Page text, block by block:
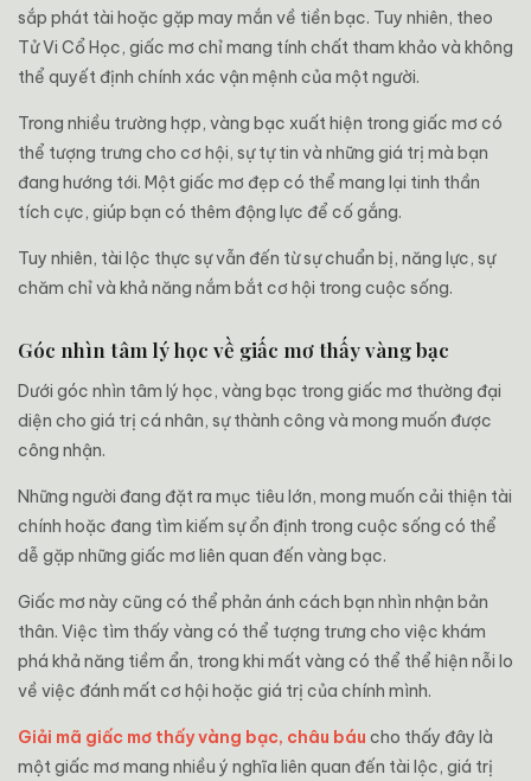
sắp phát tài hoặc gặp may mắn về tiền bạc. Tuy nhiên, theo
Tử Vi Cổ Học, giấc mơ chỉ mang tính chất tham khảo và không
thể quyết định chính xác vận mệnh của một người.
Trong nhiều trường hợp, vàng bạc xuất hiện trong giấc mơ có
thể tượng trưng cho cơ hội, sự tự tin và những giá trị mà bạn
đang hướng tới. Một giấc mơ đẹp có thể mang lại tinh thần
tích cực, giúp bạn có thêm động lực để cố gắng.
Tuy nhiên, tài lộc thực sự vẫn đến từ sự chuẩn bị, năng lực, sự
chăm chỉ và khả năng nắm bắt cơ hội trong cuộc sống.
Góc nhìn tâm lý học về giấc mơ thấy vàng bạc
Dưới góc nhìn tâm lý học, vàng bạc trong giấc mơ thường đại
diện cho giá trị cá nhân, sự thành công và mong muốn được
công nhận.
Những người đang đặt ra mục tiêu lớn, mong muốn cải thiện tài
chính hoặc đang tìm kiếm sự ổn định trong cuộc sống có thể
dễ gặp những giấc mơ liên quan đến vàng bạc.
Giấc mơ này cũng có thể phản ánh cách bạn nhìn nhận bản
thân. Việc tìm thấy vàng có thể tượng trưng cho việc khám
phá khả năng tiềm ẩn, trong khi mất vàng có thể thể hiện nỗi lo
về việc đánh mất cơ hội hoặc giá trị của chính mình.
Giải mã giấc mơ thấy vàng bạc, châu báu cho thấy đây là
một giấc mơ mang nhiều ý nghĩa liên quan đến tài lộc, giá trị